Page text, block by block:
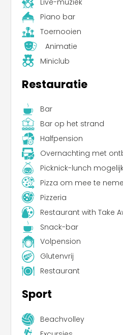
Live-muziek
Piano bar
Toernooien
Animatie
Miniclub
Restauratie
Bar
Bar op het strand
Halfpension
Overnachting met
Picknick-lunch
Pizza om mee te
Pizzeria
Restaurant with Take
Snack-bar
Volpension
Glutenvrij
Restaurant
Sport
Beachvolley